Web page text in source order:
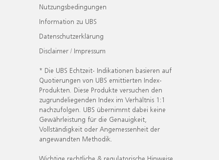
Nutzungsbedingungen
Information zu UBS
Datenschutzerklärung
Disclaimer / Impressum
* Die UBS Echtzeit- Indikationen basieren auf
Quotierungen von UBS emittierten Index-
Produkten. Diese Produkte versuchen den
zugrundeliegenden Index im Verhältnis 1:1
nachzufolgen. UBS übernimmt dabei keine
Gewährleistung für die Genauigkeit,
Vollständigkeit oder Angemessenheit der
angewandten Methodik.